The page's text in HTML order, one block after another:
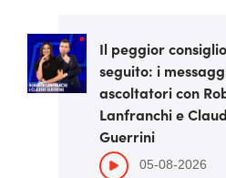
Il peggior
seguito: i
ascoltatori con
Lanfranchi e
Guerrini
05-08-2026